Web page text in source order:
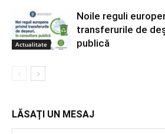
Actualitate
Noile reguli
transferurile de
publică
LĂSAȚI UN MESAJ